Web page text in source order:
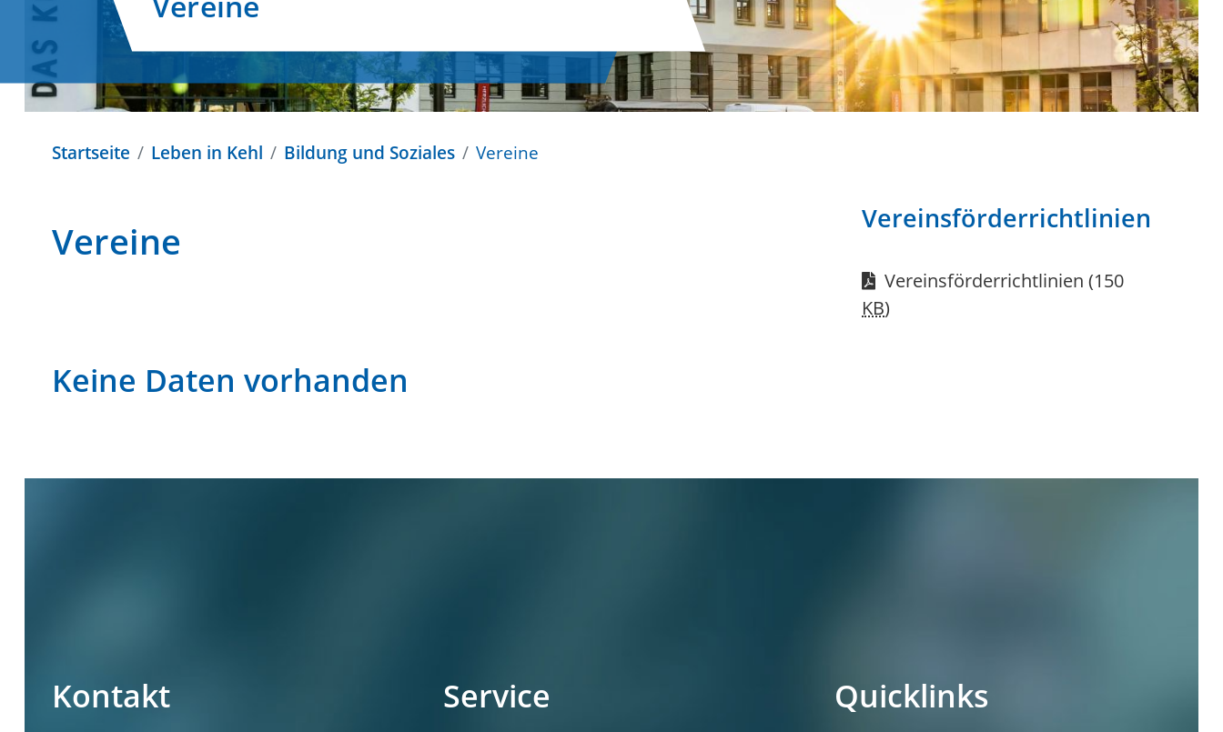
Startseite Leben in Kehl Bildung und Soziales Vereine
Vereine
Keine Daten vorhanden
Vereinsförderrichtlinien
Vereinsförderrichtlinien (150
KB)
Kontakt Service Quicklinks